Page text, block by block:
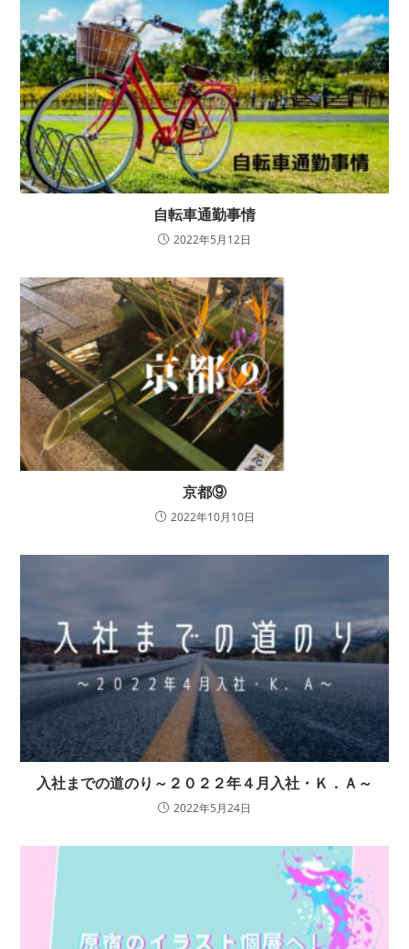
自転車通勤事情
2022年5月12日
京都⑨
2022年10月10日
入社までの道のり～２０２２年４月入社・Ｋ．Ａ～
2022年5月24日